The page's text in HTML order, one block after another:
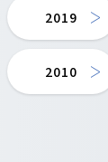
2019
2010